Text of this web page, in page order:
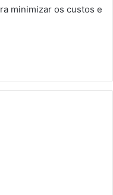
minimizar os custos e